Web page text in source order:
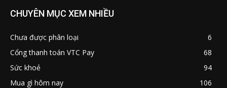
CHUYÊN MỤC XEM NHIỀU
Chưa được phân loại
6
Cổng thanh toán VTC Pay
68
Sức khoẻ
94
Mua gì hôm nay
106